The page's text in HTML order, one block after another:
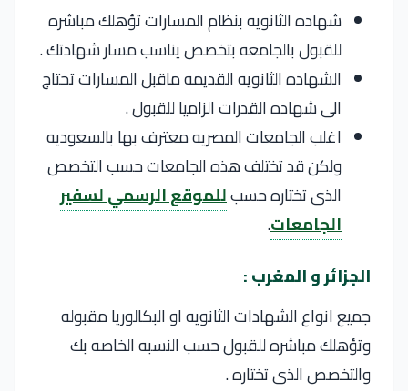
شهاده الثانويه بنظام المسارات تؤهلك مباشره
للقبول بالجامعه بتخصص يناسب مسار شهادتك .
الشهاده الثانويه القديمه ماقبل المسارات تحتاج
الى شهاده القدرات الزاميا للقبول .
اغلب الجامعات المصريه معترف بها بالسعوديه
ولكن قد تختلف هذه الجامعات حسب التخصص
الذى تختاره حسبللموقع الرسمي لسفير
الجامعات.
الجزائر و المغرب :
جميع انواع الشهادات الثانويه او البكالوريا مقبوله
وتؤهلك مباشره للقبول حسب النسبه الخاصه بك
والتخصص الذى تختاره .